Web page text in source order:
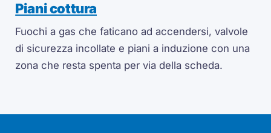
Piani cottura
Fuochi a gas che faticano ad accendersi, valvole
di sicurezza incollate e piani a induzione con una
zona che resta spenta per via della scheda.